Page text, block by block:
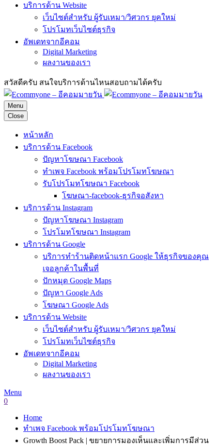
บริการด้าน Website
เว็บไซต์สำหรับ ผู้รับเหมา/วิศวกร ยุคใหม่
โปรโมทเว็บไซต์ธุรกิจ
อัพเดทจากอีคอม
Digital Marketing
ผลงานของเรา
สวัสดีครับ สนใจบริการด้านไหนสอบถามได้ครับ
Menu
Close
หน้าหลัก
บริการด้าน Facebook
ปัญหาโฆษณา Facebook
ทำเพจ Facebook พร้อมโปรโมทโฆษณา
รับโปรโมทโฆษณา Facebook
โฆษณา-facebook-ธุรกิจอสังหา
บริการด้าน Instagram
ปัญหาโฆษณา Instagram
โปรโมทโฆษณา Instagram
บริการด้าน Google
บริการทำร้านติดหน้าแรก Google ให้ธุรกิจของคุณ
เจอลูกค้าในพื้นที่
ปักหมุด Google Maps
ปัญหา Google Ads
โฆษณา Google Ads
บริการด้าน Website
เว็บไซต์สำหรับ ผู้รับเหมา/วิศวกร ยุคใหม่
โปรโมทเว็บไซต์ธุรกิจ
อัพเดทจากอีคอม
Digital Marketing
ผลงานของเรา
Menu
0
Home
ทำเพจ Facebook พร้อมโปรโมทโฆษณา
Growth Boost Pack | ขยายการมองเห็นและเพิ่มการมีส่วน